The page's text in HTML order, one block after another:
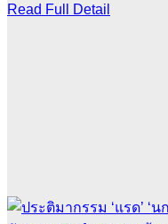
Read Full Detail